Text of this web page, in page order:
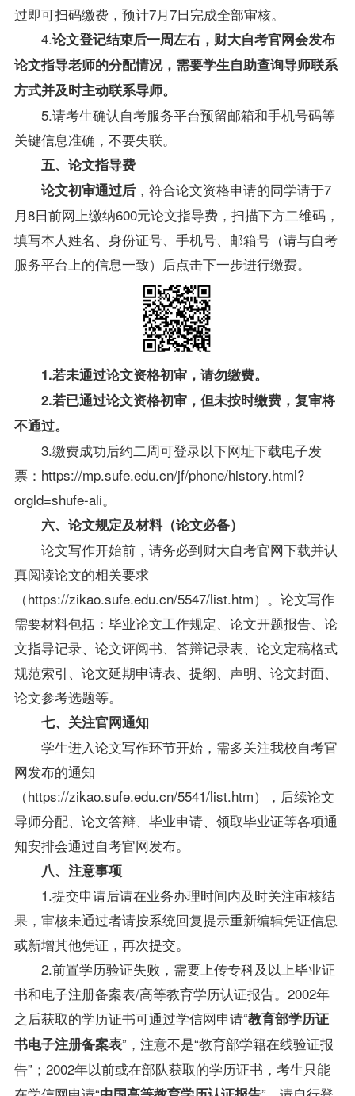
过即可扫码缴费，预计7月7日完成全部审核。
4.论文登记结束后一周左右，财大自考官网会发布
论文指导老师的分配情况，需要学生自助查询导师联系
方式并及时主动联系导师。
5.请考生确认自考服务平台预留邮箱和手机号码等
关键信息准确，不要失联。
五、论文指导费
论文初审通过后，符合论文资格申请的同学请于7
月8日前网上缴纳600元论文指导费，扫描下方二维码，
填写本人姓名、身份证号、手机号、邮箱号（请与自考
服务平台上的信息一致）后点击下一步进行缴费。
1.若未通过论文资格初审， 请勿缴费。
2.若已通过论文资格初审，但未按时缴费， 复审将
不通过。
3.缴费成功后约二周可登录以下网址下载电子发
票：https://mp.sufe.edu.cn/jf/phone/history.html?
orgld=shufe-ali。
六、论文规定及材料（论文必备）
论文写作开始前，请务必到财大自考官网下载并认
真阅读论文的相关要求
（https://zikao.sufe.edu.cn/5547/list.htm）。论文写作
需要材料包括：毕业论文工作规定、论文开题报告、论
文指导记录、论文评阅书、答辩记录表、论文定稿格式
规范索引、论文延期申请表、提纲、声明、论文封面、
论文参考选题等。
七、关注官网通知
学生进入论文写作环节开始，需多关注我校自考官
网发布的通知
（https://zikao.sufe.edu.cn/5541/list.htm），后续论文
导师分配、论文答辩、毕业申请、领取毕业证等各项通
知安排会通过自考官网发布。
八、注意事项
1.提交申请后请在业务办理时间内及时关注审核结
果，审核未通过者请按系统回复提示重新编辑凭证信息
或新增其他凭证，再次提交。
2.前置学历验证失败，需要上传专科及以上毕业证
书和电子注册备案表/高等教育学历认证报告。2002年
之后获取的学历证书可通过学信网申请“教育部学历证
书电子注册备案表”，注意不是“教育部学籍在线验证报
告”；2002年以前或在部队获取的学历证书，考生只能